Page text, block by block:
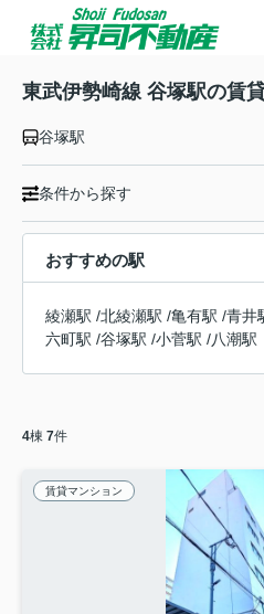
東武伊勢崎線 谷塚駅の賃
谷塚駅
条件から探す
おすすめの駅
綾瀬駅 /北綾瀬駅 /亀有駅 /青井
六町駅 /谷塚駅 /小菅駅 /八潮駅
4棟 7件
賃貸マンション